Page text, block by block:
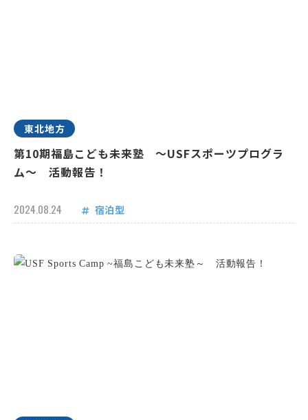
東北地方
第10期福島こども未来塾 ～USFスポーツプログラ
ム～ 活動報告！
2024.08.24 宿泊型